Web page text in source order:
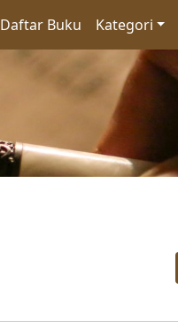
Daftar Buku Kategori